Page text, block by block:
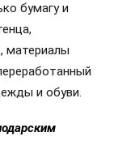
бумагу и
материалы
и обуви.